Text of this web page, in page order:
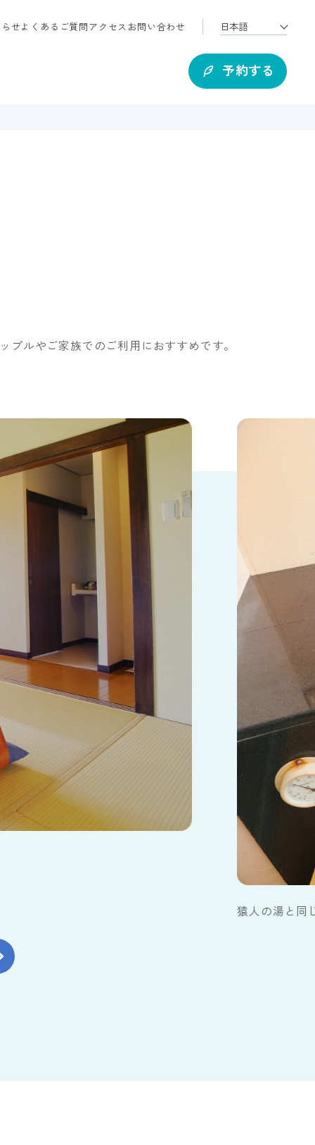
せよくあるご質問アクセス お問い合わせ
予約する
クメニュー
ルやご家族でのご利用におすすめです。
猿人の湯と同